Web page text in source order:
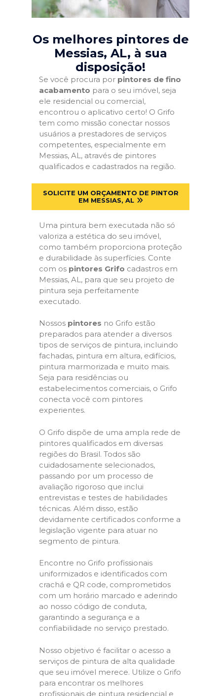
Os melhores pintores de
Messias, AL, à sua
disposição!
Se você procura por pintores de fino
acabamento para o seu imóvel, seja
ele residencial ou comercial,
encontrou o aplicativo certo! O Grifo
tem como missão conectar nossos
usuários a prestadores de serviços
competentes, especialmente em
Messias, AL, através de pintores
qualificados e cadastrados na região.
SOLICITE UM ORÇAMENTO DE PINTOR
EM MESSIAS, AL
Uma pintura bem executada não só
valoriza a estética do seu imóvel,
como também proporciona proteção
e durabilidade às superfícies. Conte
com os pintores Grifo cadastros em
Messias, AL, para que seu projeto de
pintura seja perfeitamente
executado.
Nossos pintores no Grifo estão
preparados para atender a diversos
tipos de serviços de pintura, incluindo
fachadas, pintura em altura, edifícios,
pintura marmorizada e muito mais.
Seja para residências ou
estabelecimentos comerciais, o Grifo
conecta você com pintores
experientes.
O Grifo dispõe de uma ampla rede de
pintores qualificados em diversas
regiões do Brasil. Todos são
cuidadosamente selecionados,
passando por um processo de
avaliação rigoroso que inclui
entrevistas e testes de habilidades
técnicas. Além disso, estão
devidamente certificados conforme a
legislação vigente para atuar no
segmento de pintura.
Encontre no Grifo profissionais
uniformizados e identificados com
crachá e QR code, comprometidos
com um horário marcado e aderindo
ao nosso código de conduta,
garantindo a segurança e a
confiabilidade no serviço prestado.
Nosso objetivo é facilitar o acesso a
serviços de pintura de alta qualidade
que seu imóvel merece. Utilize o Grifo
para encontrar os melhores
profissionais de pintura residencial e